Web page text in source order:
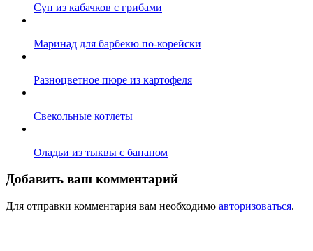
Суп из кабачков с грибами
Маринад для барбекю по-корейски
Разноцветное пюре из картофеля
Свекольные котлеты
Оладьи из тыквы с бананом
Добавить ваш комментарий
Для отправки комментария вам необходимо авторизоваться.